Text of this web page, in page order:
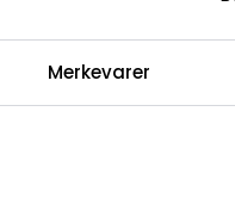
Infosenter
Merkevarer